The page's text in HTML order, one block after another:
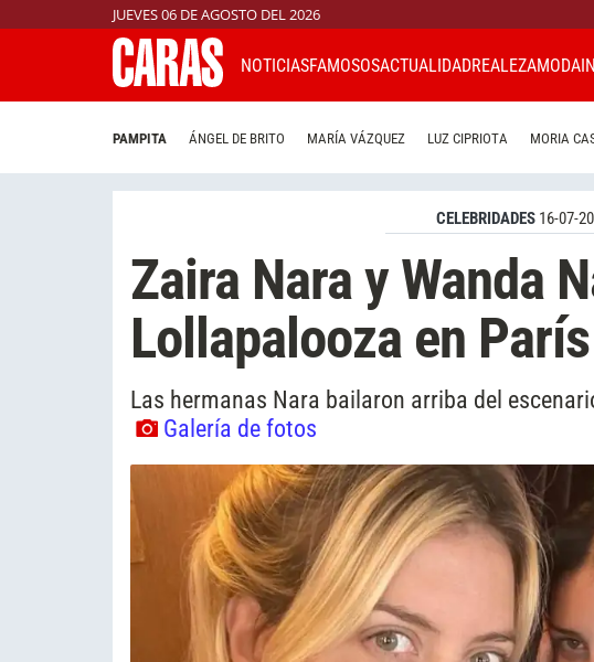
JUEVES 06 DE AGOSTO DEL 2026
NOTICIASFAMOSOSACTUALIDADREALEZAMODA
PAMPITA ÁNGEL DE BRITO MARÍA VÁZQUEZ LUZ CIPRIOTA MORIA
CELEBRIDADES 16-07-
Zaira Nara y Wanda
Lollapalooza en París
Las hermanas Nara bailaron arriba del
Galería de fotos